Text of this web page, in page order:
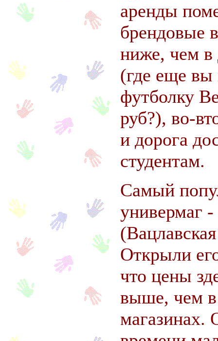
аренды
брендовые
ниже, чем в
(где еще вы
футболку
руб?), во-
и дорога
студентам.
Самый
универмаг
Открыли
что цены
выше, чем
магазинах.